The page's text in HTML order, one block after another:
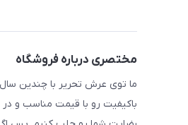
مختصری درباره فروشگاه
ما توی عرش تحریر با چندین
باکیفیت رو با قیمت مناسب و